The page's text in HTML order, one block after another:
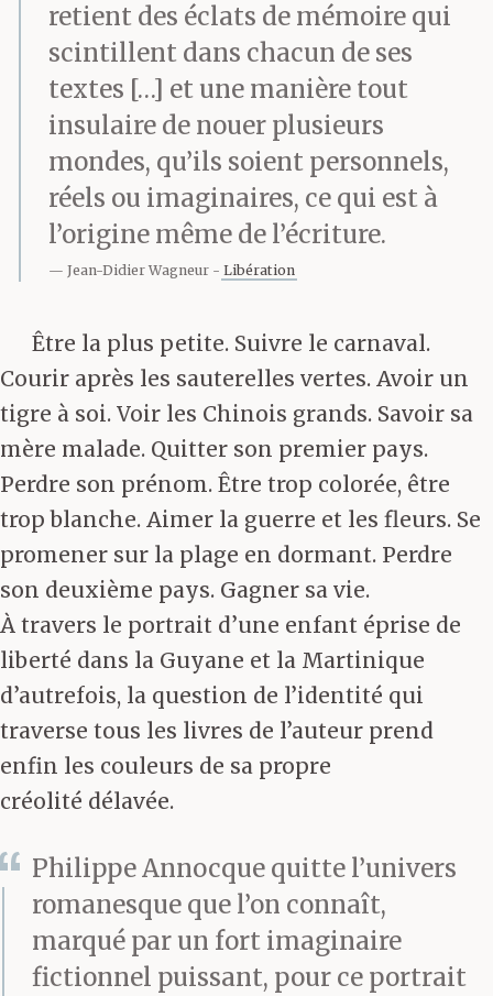
retient des éclats de mémoire qui
scintillent dans chacun de ses
textes […] et une manière tout
insulaire de nouer plusieurs
mondes, qu’ils soient personnels,
réels ou imaginaires, ce qui est à
l’origine même de l’écriture.
Jean-Didier Wagneur Libération
Être la plus petite. Suivre le carnaval.
Courir après les sauterelles vertes. Avoir un
tigre à soi. Voir les Chinois grands. Savoir sa
mère malade. Quitter son premier pays.
Perdre son prénom. Être trop colorée, être
trop blanche. Aimer la guerre et les fleurs. Se
promener sur la plage en dormant. Perdre
son deuxième pays. Gagner sa vie.
À travers le portrait d’une enfant éprise de
liberté dans la Guyane et la Martinique
d’autrefois, la question de l’identité qui
traverse tous les livres de l’auteur prend
enfin les couleurs de sa propre
créolité délavée.
Philippe Annocque quitte l’univers
romanesque que l’on connaît,
marqué par un fort imaginaire
fictionnel puissant, pour ce portrait